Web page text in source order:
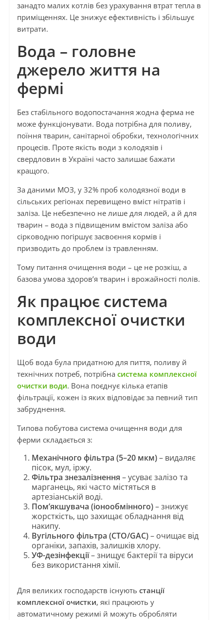
занадто малих котлів без урахування втрат тепла в
приміщеннях. Це знижує ефективність і збільшує
витрати.
Вода – головне
джерело життя на
фермі
Без стабільного водопостачання жодна ферма не
може функціонувати. Вода потрібна для поливу,
поїння тварин, санітарної обробки, технологічних
процесів. Проте якість води з колодязів і
свердловин в Україні часто залишає бажати
кращого.
За даними МОЗ, у 32% проб колодязної води в
сільських регіонах перевищено вміст нітратів і
заліза. Це небезпечно не лише для людей, а й для
тварин – вода з підвищеним вмістом заліза або
сірководню погіршує засвоєння кормів і
призводить до проблем із травленням.
Тому питання очищення води – це не розкіш, а
базова умова здоров’я тварин і врожайності полів.
Як працює система
комплексної очистки
води
Щоб вода була придатною для пиття, поливу й
технічних потреб, потрібна система комплексної
очистки води. Вона поєднує кілька етапів
фільтрації, кожен із яких відповідає за певний тип
забруднення.
Типова побутова система очищення води для
ферми складається з:
Механічного фільтра (5–20 мкм)– видаляє
пісок, мул, іржу.
Фільтра знезалізнення – усуває залізо та
марганець, які часто містяться в
артезіанській воді.
Пом’якшувача (іонообмінного)– знижує
жорсткість, що захищає обладнання від
накипу.
Вугільного фільтра (CTO/GAC)– очищає від
органіки, запахів, залишків хлору.
УФ-дезінфекції– знищує бактерії та віруси
без використання хімії.
Для великих господарств існують станції
комплексної очистки, які працюють у
автоматичному режимі й можуть обробляти